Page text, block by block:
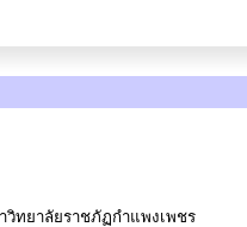
ทยาลัยราชภัฏกำแพงเพชร